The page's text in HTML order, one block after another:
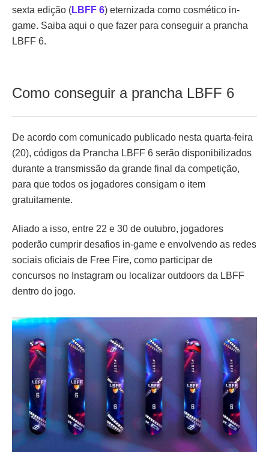
sexta edição (LBFF 6) eternizada como cosmético in-
game. Saiba aqui o que fazer para conseguir a prancha
LBFF 6.
Como conseguir a prancha LBFF 6
De acordo com comunicado publicado nesta quarta-feira
(20), códigos da Prancha LBFF 6 serão disponibilizados
durante a transmissão da grande final da competição,
para que todos os jogadores consigam o item
gratuitamente.
Aliado a isso, entre 22 e 30 de outubro, jogadores
poderão cumprir desafios in-game e envolvendo as redes
sociais oficiais de Free Fire, como participar de
concursos no Instagram ou localizar outdoors da LBFF
dentro do jogo.